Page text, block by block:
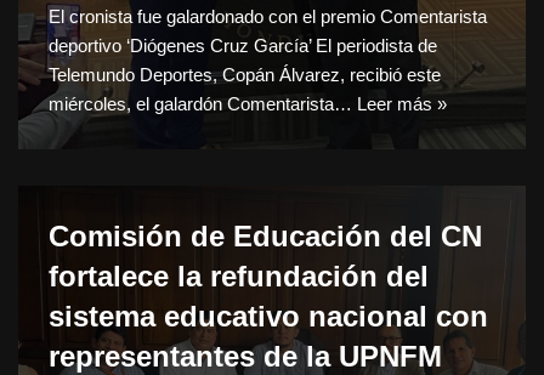
El cronista fue galardonado con el premio Comentarista
deportivo ‘Diógenes Cruz García’ El periodista de
Telemundo Deportes, Copán Álvarez, recibió este
miércoles, el galardón Comentarista… Leer más »
Comisión de Educación del CN
fortalece la refundación del
sistema educativo nacional con
representantes de la UPNFM